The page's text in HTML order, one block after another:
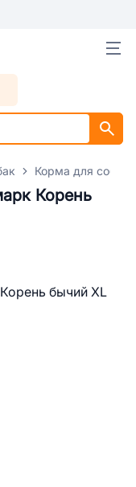
Корма для собак
Корень